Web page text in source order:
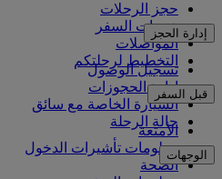
حجز الرحلات
خدمات السفر
المواصلات
التخطيط لرحلتكم
إدارة الحجز
تسجيل الوصول
إدارة الحجوزات
السيارة الخاصة مع سائق
حالة الرحلة
قبل السفر
الأمتعة
معلومات تأشيرات الدخول
الصحة
الوجهات